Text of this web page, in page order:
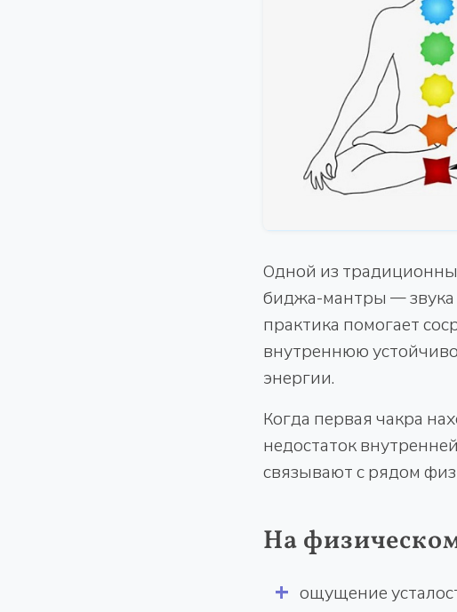
Одной из
биджа-мантры — звука
практика помогает
внутреннюю
энергии.
Когда первая чакра
недостаток
связывают с рядом
На
ощущение